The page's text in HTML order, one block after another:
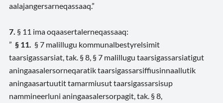
aalajangersarneqassaaq.”
7. § 11 imaoqaasertalerneqassaaq:
” § 11.
§ 7 malillugu kommunalbestyrelsimit
taarsigassarsiat, tak. § 8, § 7 malillugu taarsigassarsiatigut
aningaasalersorneqaratik taarsigassarsiffiusinnaallutik
aningaasartuutit tamarmiusut taarsigassarsisup
nammineerluni aningaasalersorpagit, tak. § 8,